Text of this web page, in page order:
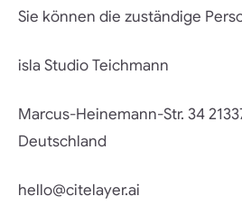
Sie können die zuständige
isla Studio Teichmann
Marcus-Heinemann-Str. 34
Deutschland
hello@citelayer.ai